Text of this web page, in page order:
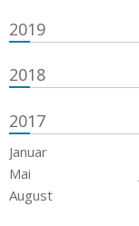
2019
2018
2017
Januar
Mai
August